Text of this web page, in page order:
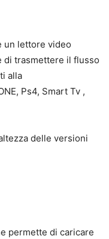
un lettore video
di trasmettere il flusso
alla
Ps4, Smart Tv ,
delle versioni
permette di caricare